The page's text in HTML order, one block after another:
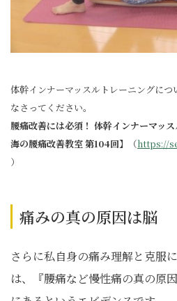
体幹インナーマッスルトレーニングに
なさってください。
腰痛改善には必須！ 体幹インナーマッ
海の腰痛改善教室 第104回】
（https://
）
痛みの真の原因は脳
さらに私自身の痛み理解と克服
は、『腰痛など慢性痛の真の原